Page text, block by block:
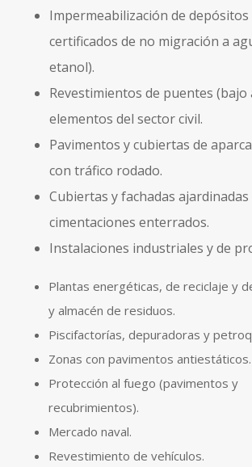
Impermeabilización de depósitos
certificados de no migración a
etanol).
Revestimientos de puentes (bajo
elementos del sector civil.
Pavimentos y cubiertas de
con tráfico rodado.
Cubiertas y fachadas
cimentaciones enterrados.
Instalaciones industriales y de
Plantas energéticas, de reciclaje y
y almacén de residuos.
Piscifactorías, depuradoras y
Zonas con pavimentos antiestáticos.
Protección al fuego (pavimentos y
recubrimientos).
Mercado naval.
Revestimiento de vehículos.